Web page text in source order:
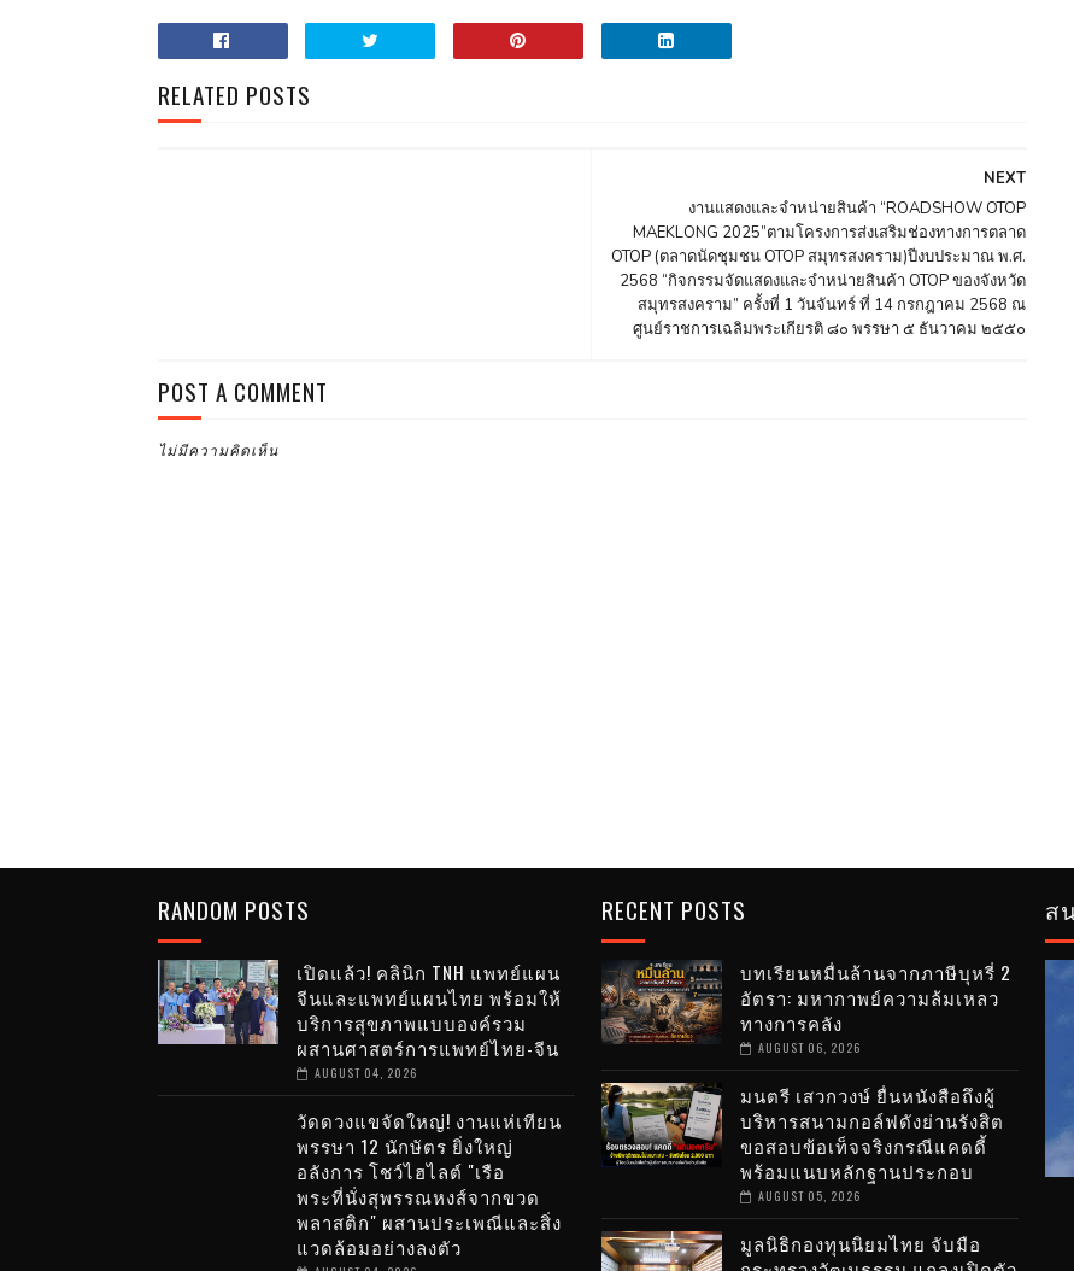
RELATED POSTS
NEXT
งานแสดงและจำหน่ายสินค้า “ROADSHOW OTOP
MAEKLONG 2025”ตามโครงการส่งเสริมช่องทางการตลาด
OTOP (ตลาดนัดชุมชน OTOP สมุทรสงคราม)ปีงบประมาณ พ.ศ.
2568 “กิจกรรมจัดแสดงและจำหน่ายสินค้า OTOP ของจังหวัด
สมุทรสงคราม” ครั้งที่ 1 วันจันทร์ ที่ 14 กรกฎาคม 2568 ณ
ศูนย์ราชการเฉลิมพระเกียรติ ๘๐ พรรษา ๕ ธันวาคม ๒๕๕๐
POST A COMMENT
ไม่มีความคิดเห็น
RANDOM POSTS
เปิดแล้ว! คลินิก TNH แพทย์แผน
จีนและแพทย์แผนไทย พร้อมให้
บริการสุขภาพแบบองค์รวม
ผสานศาสตร์การแพทย์ไทย-จีน
AUGUST 04, 2026
วัดดวงแขจัดใหญ่! งานแห่เทียน
พรรษา 12 นักษัตร ยิ่งใหญ่
อลังการ โชว์ไฮไลต์ "เรือ
พระที่นั่งสุพรรณหงส์จากขวด
พลาสติก" ผสานประเพณีและสิ่ง
แวดล้อมอย่างลงตัว
RECENT POSTS
บทเรียนหมื่นล้านจากภาษีบุหรี่ 2
อัตรา: มหากาพย์ความล้มเหลว
ทางการคลัง
AUGUST 06, 2026
มนตรี เสวกวงษ์ ยื่นหนังสือถึงผู้
บริหารสนามกอล์ฟดังย่านรังสิต
ขอสอบข้อเท็จจริงกรณีแคดดี้
พร้อมแนบหลักฐานประกอบ
AUGUST 05, 2026
มูลนิธิกองทุนนิยมไทย จับมือ
ส